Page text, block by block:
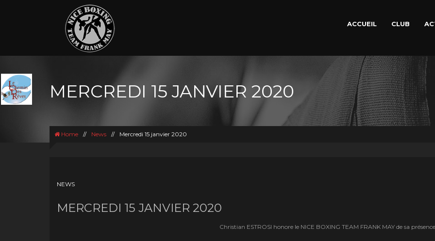
ACCUEIL CLUB
MERCREDI 15 JANVIER 2020
Home // News // Mercredi 15 janvier 2020
NEWS
MERCREDI 15 JANVIER 2020
Christian ESTROSI honore le NICE BOXING TEAM FRANK MAY de sa présence